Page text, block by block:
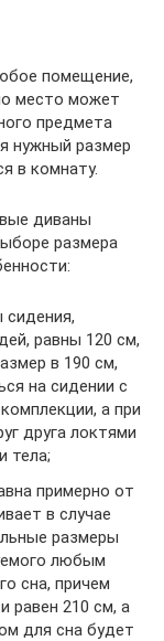
помещение,
место может
предмета
нужный размер
в комнату.
диваны
размера
сидения,
равны 120 см,
в 190 см,
на сидении с
а при
друга локтями
тела;
примерно от
в случае
размеры
любым
сна, причем
равен 210 см, а
для сна будет